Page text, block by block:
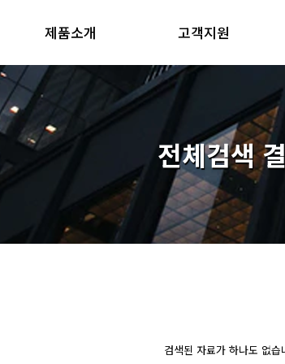
제품소개 고객지원
전체검색
검색된 자료가 하나도 없습